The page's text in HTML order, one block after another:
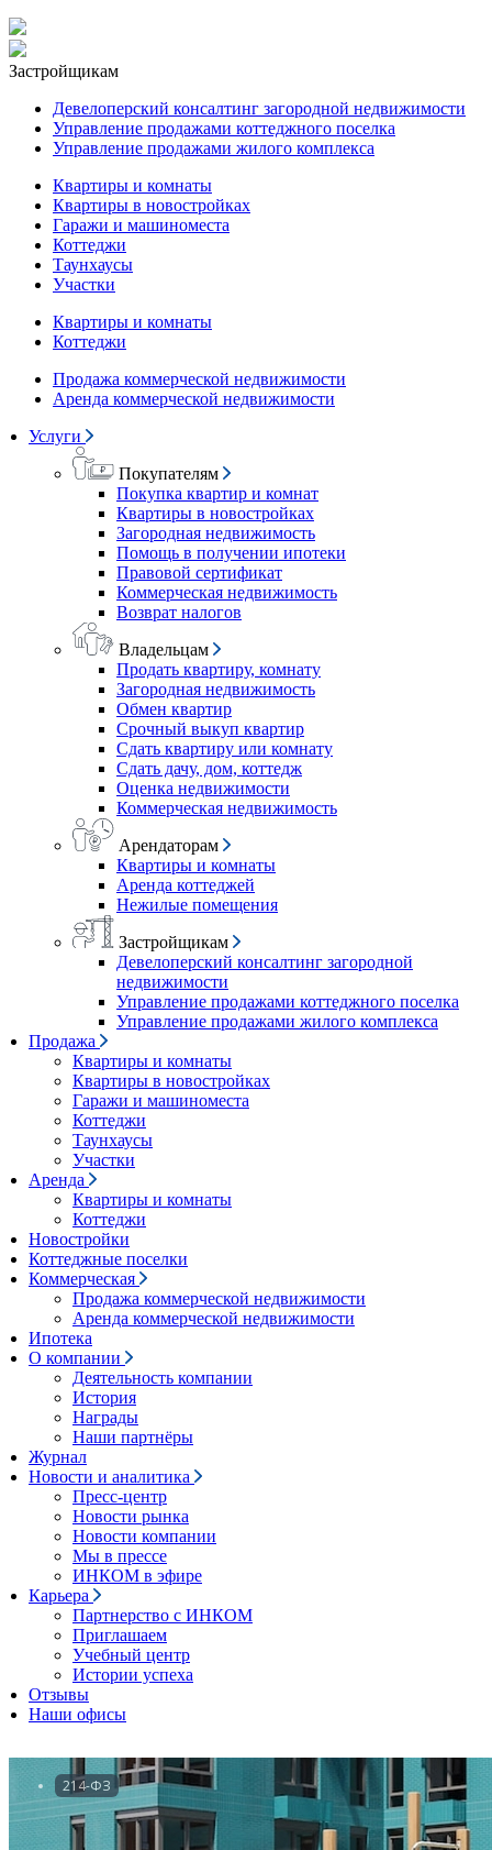
Застройщикам
Девелоперский консалтинг загородной недвижимости
Управление продажами коттеджного поселка
Управление продажами жилого комплекса
Квартиры и комнаты
Квартиры в новостройках
Гаражи и машиноместа
Коттеджи
Таунхаусы
Участки
Квартиры и комнаты
Коттеджи
Продажа коммерческой недвижимости
Аренда коммерческой недвижимости
Услуги
Покупателям
Покупка квартир и комнат
Квартиры в новостройках
Загородная недвижимость
Помощь в получении ипотеки
Правовой сертификат
Коммерческая недвижимость
Возврат налогов
Владельцам
Продать квартиру, комнату
Загородная недвижимость
Обмен квартир
Срочный выкуп квартир
Сдать квартиру или комнату
Сдать дачу, дом, коттедж
Оценка недвижимости
Коммерческая недвижимость
Арендаторам
Квартиры и комнаты
Аренда коттеджей
Нежилые помещения
Застройщикам
Девелоперский консалтинг загородной
недвижимости
Управление продажами коттеджного поселка
Управление продажами жилого комплекса
Продажа
Квартиры и комнаты
Квартиры в новостройках
Гаражи и машиноместа
Коттеджи
Таунхаусы
Участки
Аренда
Квартиры и комнаты
Коттеджи
Новостройки
Коттеджные поселки
Коммерческая
Продажа коммерческой недвижимости
Аренда коммерческой недвижимости
Ипотека
О компании
Деятельность компании
История
Награды
Наши партнёры
Журнал
Новости и аналитика
Пресс-центр
Новости рынка
Новости компании
Мы в прессе
ИНКОМ в эфире
Карьера
Партнерство с ИНКОМ
Приглашаем
Учебный центр
Истории успеха
Отзывы
Наши офисы
214-ФЗ